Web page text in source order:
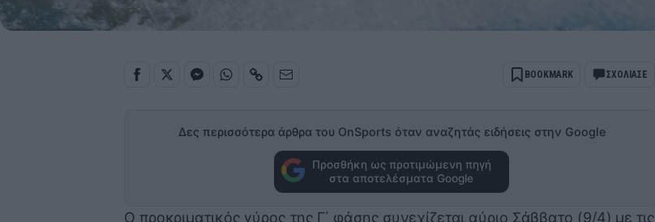
BOOKMARK ΣΧΟΛΙΑΣΕ
Δες περισσότερα άρθρα του OnSports όταν αναζητάς ειδήσεις στην Google
Προσθήκη ως προτιμώμενη πηγή
στα αποτελέσματα Google
Ο προκριματικός γύρος της Γ΄ φάσης συνεχίζεται αύριο Σάββατο (9/4) με τις